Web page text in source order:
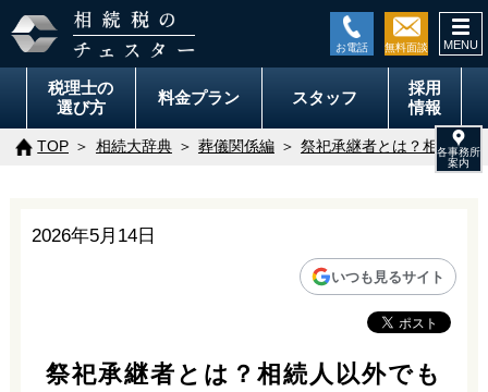
税理士の
選び方
料金プラン スタッフ
採用
情報
TOP 相続大辞典 葬儀関係編 祭祀承継者とは？相続人
2026年5月14日
いつも見るサイト
祭祀承継者とは？相続人以外でも